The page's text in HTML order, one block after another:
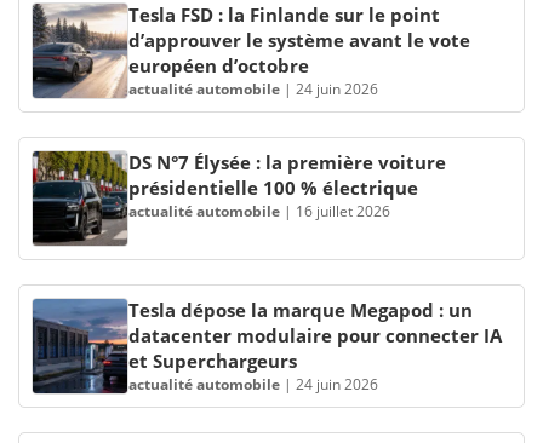
Tesla FSD : la Finlande sur le point
d’approuver le système avant le vote
européen d’octobre
actualité automobile | 24 juin 2026
DS N°7 Élysée : la première voiture
présidentielle 100 % électrique
actualité automobile | 16 juillet 2026
Tesla dépose la marque Megapod : un
datacenter modulaire pour connecter IA
et Superchargeurs
actualité automobile | 24 juin 2026